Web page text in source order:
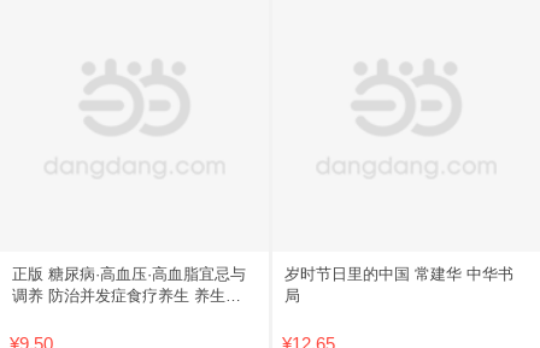
正版 糖尿病·高血压·高血脂宜忌与
调养 防治并发症食疗养生 养生食
生调养书籍 gcx
¥9.50
岁时节日里的中国 常建华 中华书
局
¥12.65